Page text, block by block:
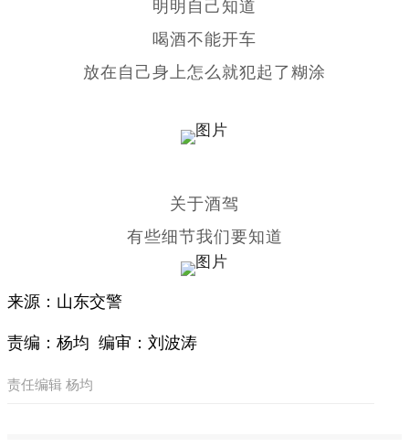
明明自己知道
喝酒不能开车
放在自己身上怎么就犯起了糊涂
关于酒驾
有些细节我们要知道
来源：山东交警
责编：杨均 编审：刘波涛
责任编辑 杨均